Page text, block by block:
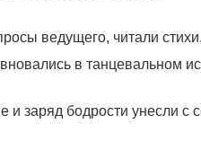
ведущего, читали
в танцевальном
и заряд бодрости унесли с